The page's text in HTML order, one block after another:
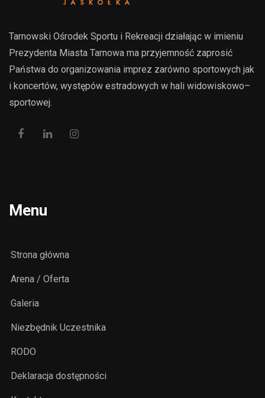
Tarnowski Ośrodek Sportu i Rekreacji działając w imieniu
Prezydenta Miasta Tarnowa ma przyjemność zaprosić
Państwa do organizowania imprez zarówno sportowych jak
i koncertów, występów estradowych w hali widowiskowo–
sportowej.
Menu
Strona główna
Arena / Oferta
Galeria
Niezbędnik Uczestnika
RODO
Deklaracja dostępności